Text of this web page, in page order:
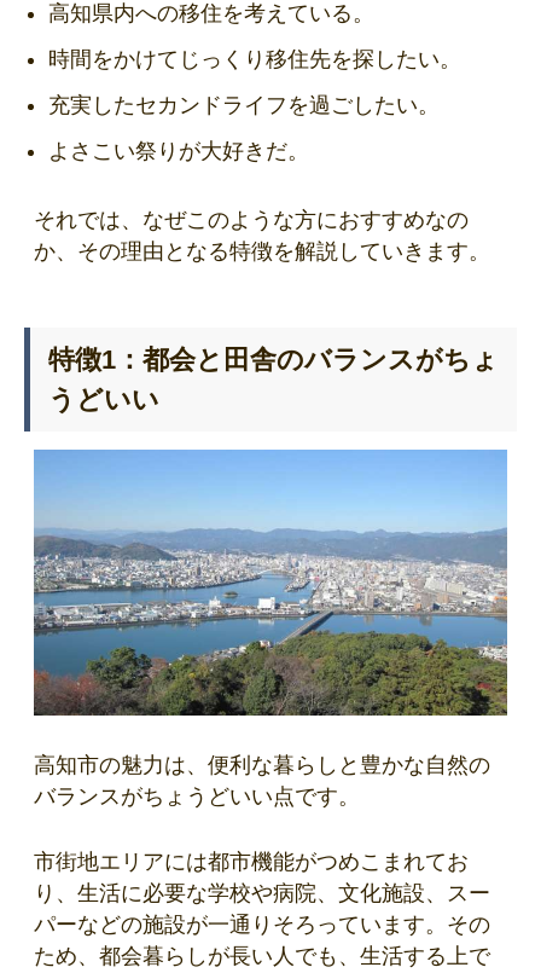
高知県内への移住を考えている。
時間をかけてじっくり移住先を探したい。
充実したセカンドライフを過ごしたい。
よさこい祭りが大好きだ。
それでは、なぜこのような方におすすめなの
か、その理由となる特徴を解説していきます。
特徴1：都会と田舎のバランスがちょ
うどいい
高知市の魅力は、便利な暮らしと豊かな自然の
バランスがちょうどいい点です。
市街地エリアには都市機能がつめこまれてお
り、生活に必要な学校や病院、文化施設、スー
パーなどの施設が一通りそろっています。その
ため、都会暮らしが長い人でも、生活する上で